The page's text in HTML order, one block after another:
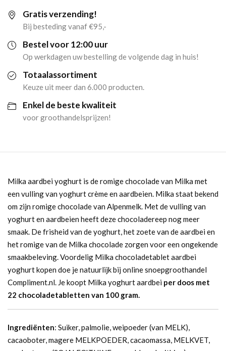
Gratis verzending!
Bij besteding vanaf €95,-
Bestel voor 12:00 uur
Op werkdagen uw bestelling de volgende dag in huis!
Totaalassortiment
Keuze uit meer dan 6.000 producten.
Enkel de beste kwaliteit
voor groothandelsprijzen!
Milka aardbei yoghurt is de romige chocolade van Milka met
een vulling van yoghurt crème en aardbeien. Milka staat bekend
om zijn romige chocolade van Alpenmelk. Met de vulling van
yoghurt en aardbeien heeft deze chocoladereep nog meer
smaak. De frisheid van de yoghurt, het zoete van de aardbei en
het romige van de Milka chocolade zorgen voor een ongekende
smaakbeleving. Voordelig Milka chocoladetablet aardbei
yoghurt kopen doe je natuurlijk bij online snoepgroothandel
Compliment.nl. Je koopt Milka yoghurt aardbei per doos met
22 chocoladetabletten van 100 gram.
Ingrediënten: Suiker, palmolie, weipoeder (van MELK),
cacaoboter, magere MELKPOEDER, cacaomassa, MELKVET,